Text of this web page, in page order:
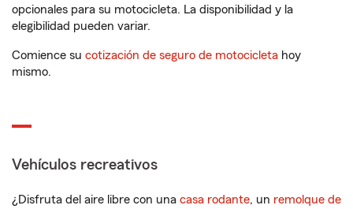
opcionales para su motocicleta. La disponibilidad y la
elegibilidad pueden variar.
Comience su cotización de seguro de motocicleta hoy
mismo.
Vehículos recreativos
¿Disfruta del aire libre con una casa rodante, un remolque de